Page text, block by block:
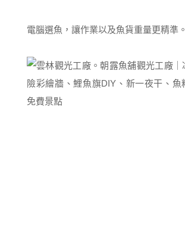
電腦選魚，讓作業以及魚貨重量更精準。